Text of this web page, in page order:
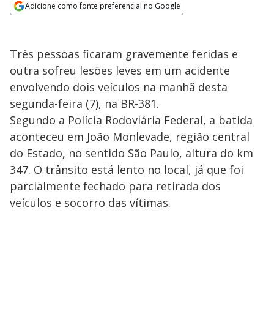
Adicione como fonte preferencial no Google
Três pessoas ficaram gravemente feridas e
outra sofreu lesões leves em um acidente
envolvendo dois veículos na manhã desta
segunda-feira (7), na BR-381.
Segundo a Polícia Rodoviária Federal, a batida
aconteceu em João Monlevade, região central
do Estado, no sentido São Paulo, altura do km
347. O trânsito está lento no local, já que foi
parcialmente fechado para retirada dos
veículos e socorro das vítimas.